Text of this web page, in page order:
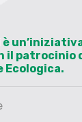
il patrocinio
Ecologica.